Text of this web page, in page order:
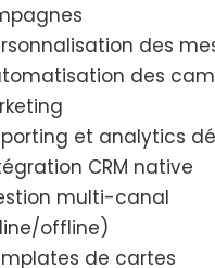
des
des
et analytics
CRM native
multi-canal
offline)
de cartes